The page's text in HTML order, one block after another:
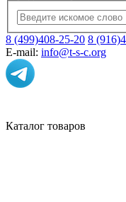
8 (499)408-25-20 8
E-mail: info@t-s-c.org
Каталог товаров